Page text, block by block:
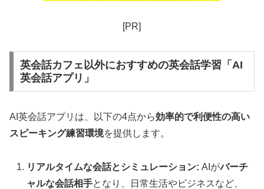
[PR]
英会話カフェ以外におすすめの英会話学習「AI
英会話アプリ」
AI英会話アプリは、以下の4点から効率的で利便性の高い
スピーキング練習環境を提供します。
リアルタイムな会話とシミュレーション: AIがバーチ
ャルな会話相手となり、日常生活やビジネスなど、